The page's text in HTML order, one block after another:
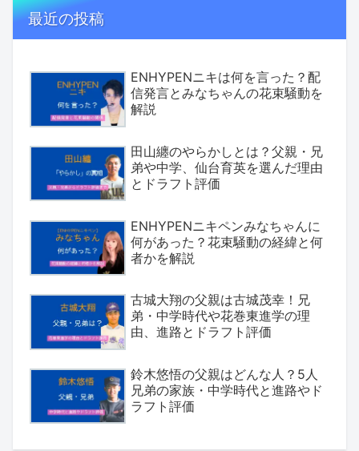
最近の投稿
ENHYPENニキは何を言った？配
信発言とみなちゃんの花束騒動を
解説
田山纏のやらかしとは？父親・兄
弟や中学、仙台育英を選んだ理由
とドラフト評価
ENHYPENニキペンみなちゃんに
何があった？花束騒動の経緯と何
者かを解説
古城大翔の父親は古城茂幸！兄
弟・中学時代や花巻東進学の理
由、進路とドラフト評価
鈴木悠悟の父親はどんな人？5人
兄弟の家族・中学時代と進路やド
ラフト評価